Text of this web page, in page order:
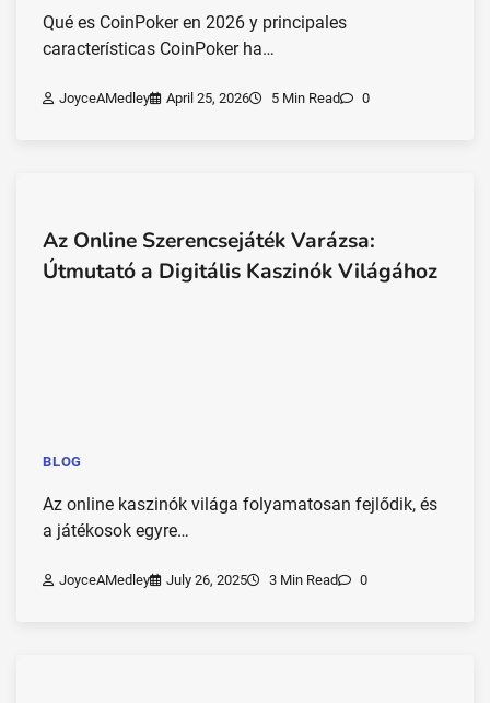
Qué es CoinPoker en 2026 y principales
características CoinPoker ha…
JoyceAMedley April 25, 2026 5 Min Read 0
Az Online Szerencsejáték Varázsa:
Útmutató a Digitális Kaszinók Világához
BLOG
Az online kaszinók világa folyamatosan fejlődik, és
a játékosok egyre…
JoyceAMedley July 26, 2025 3 Min Read 0